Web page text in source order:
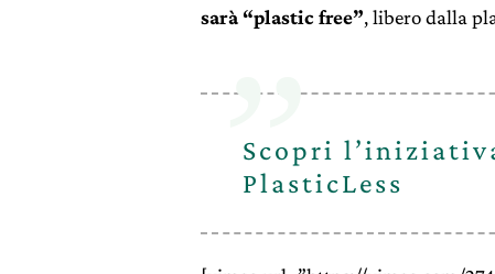
sarà “plastic free”, libero dalla
Scopri
PlasticLess